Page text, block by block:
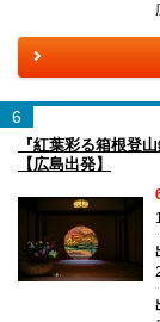
6
『紅葉彩る箱根登
【広島出発】